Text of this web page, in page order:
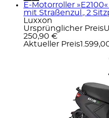
E-Motorroller
mit Straßenzul., 2
Luxxon
Ursprünglicher Preis
250,90 €
Aktueller Preis